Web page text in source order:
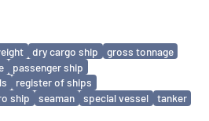
dry cargo ship
gross tonnage
passenger ship
register of ships
ship seaman special vessel
tanker